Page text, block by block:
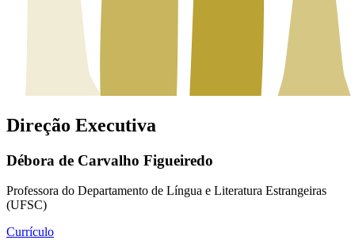
Direção Executiva
Débora de Carvalho Figueiredo
Professora do Departamento de Língua e Literatura Estrangeiras
(UFSC)
Currículo